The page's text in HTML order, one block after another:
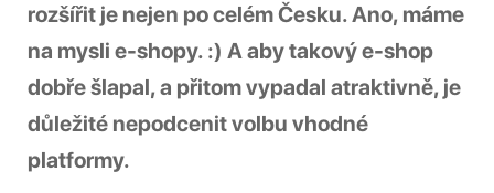
rozšířit je nejen po celém Česku. Ano, máme
na mysli e-shopy. :) A aby takový e-shop
dobře šlapal, a přitom vypadal atraktivně, je
důležité nepodcenit volbu vhodné
platformy.